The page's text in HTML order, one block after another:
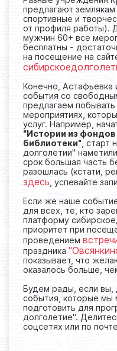
предлагают землякам
спортивные и
от профиля работы).
мужчин 60+ все
бесплатны -
на посещение на
Конечно, Астафьевка
события со
предлагаем
мероприятиях,
услуг. Например,
"Истории из
библиотеки" , старт
долголетии"
срок большая часть
разошлась (кстати,
здесь , успевайте
Если же наше
для всех, те, кто
платформу
приоритет при
проведением
праздника
показывает, что
оказалось больше,
Будем рады, если вы,
события, которые мы
подготовить для
долголетие".
соцсетях или по